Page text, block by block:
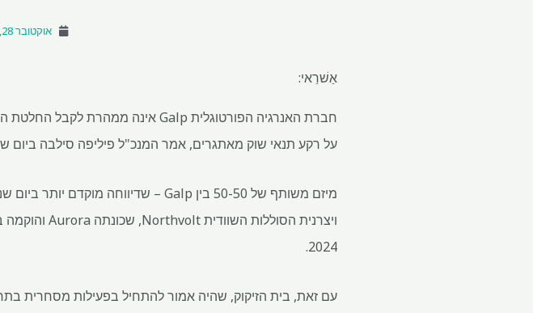
אוקטובר 28, 2024
אַשׁרַאי:
על ​​רקע תנאי שוק מאתגרים, אמר המנכ"ל פיליפה סילבה ביום
2024.